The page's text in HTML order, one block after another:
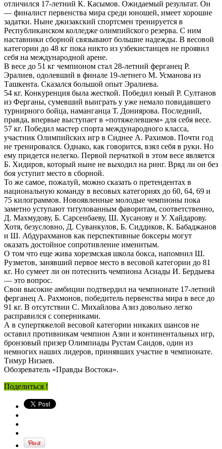
отличился 17-летний К. Касымов. Ожидаемый результат. Он
— финалист первенства мира среди юношей, имеет хорошие
задатки. Ныне джизакский спортсмен тренируется в
Республиканском колледже олимпийского резерва. С ним
наставники сборной связывают большие надежды. В весовой
категории до 48 кг пока никто из узбекистанцев не проявил
себя на международной арене.
В весе до 51 кг чемпионом стал 28-летний ферганец Р.
Эралиев, одолевший в финале 19-летнего М. Усманова из
Ташкента. Сказался большой опыт Эралиева.
54 кг. Конкуренция была жесткой. Победил юный Р. Султанов
из Ферганы, сумевший выиграть у уже немало повидавшего
турнирного бойца, наманганца Т. Дониярова. Последний,
правда, впервые выступает в «потяжелевшем» для себя весе.
57 кг. Победил мастер спорта международного класса,
участник Олимпийских игр в Сиднее А. Рахимов. Почти год
не тренировался. Однако, как говорится, взял себя в руки. Но
ему придется нелегко. Первой перчаткой в этом весе является
Б. Хидиров, который ныне не выходил на ринг. Вряд ли он без
боя уступит место в сборной.
То же самое, пожалуй, можно сказать о претендентах в
национальную команду в весовых категориях до 60, 64, 69 и
75 килограммов. Новоявленные молодые чемпионы пока
заметно уступают титулованным фаворитам, соответственно,
Д. Махмудову, Б. Сарсенбаеву, Ш. Хусанову и У. Хайдарову.
Хотя, безусловно, Д. Суванкулов, Б. Сиддиков, К. Бабаджанов
и Ш. Абдурахманов как перспективные боксеры могут
оказать достойное сопротивление именитым.
О том что еще жива хорезмская школа бокса, напомнил Ш.
Рузметов, занявший первое место в весовой категории до 81
кг. Но сумеет ли он потеснить чемпиона Асиады И. Бердыева
— это вопрос.
Свои высокие амбиции подтвердил на чемпионате 17-летний
ферганец А. Рахмонов, победитель первенства мира в весе до
91 кг. В отсутствии С. Михайлова Азиз довольно легко
расправился с соперниками.
А в супертяжелой весовой категории никаких шансов не
оставил противникам чемпион Азии и континентальных игр,
бронзовый призер Олимпиады Рустам Саидов, один из
немногих наших лидеров, принявших участие в чемпионате.
Тимур Низаев.
Обозреватель «Правды Востока».
Поделиться !